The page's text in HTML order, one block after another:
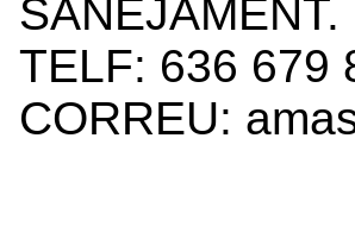
SANEJAMENT.
TELF: 636 679
CORREU: